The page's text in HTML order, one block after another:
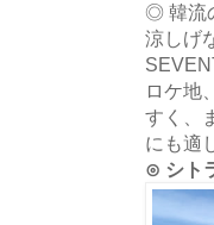
◎ 韓流
涼しげ
ロケ地
すく、
にも適
⊙ シト